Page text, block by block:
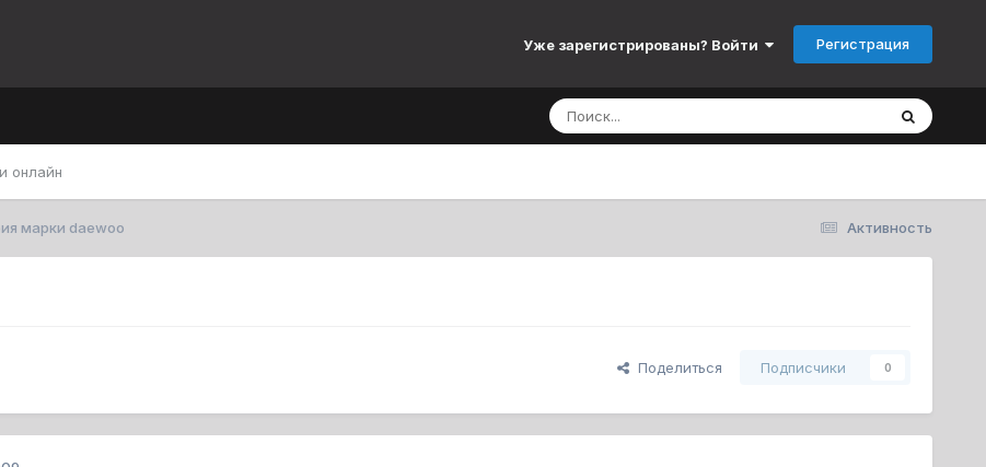
Уже зарегистрированы? Войти Регистрация
онлайн
Активность
марки daewoo
Поделиться Подписчики 0